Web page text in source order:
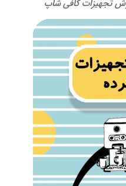
تجهیزات کافی شاپ